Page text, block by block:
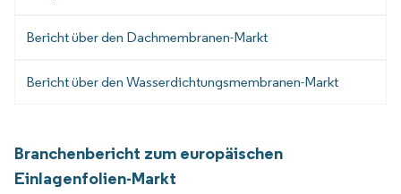
Bericht über den Dachmembranen-Markt
Bericht über den Wasserdichtungsmembranen-Markt
Branchenbericht zum europäischen
Einlagenfolien-Markt